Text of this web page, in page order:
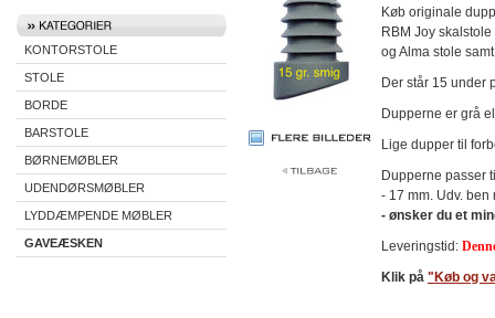
KONTORSTOLE
STOLE
BORDE
BARSTOLE
BØRNEMØBLER
UDENDØRSMØBLER
LYDDÆMPENDE MØBLER
GAVEÆSKEN
Køb originale
RBM Joy
og Alma stole
Der står 15 under
Dupperne er grå
Lige dupper til
Dupperne passer
- 17 mm. Udv.
- ønsker du et
Leveringstid:
Klik på "Køb og